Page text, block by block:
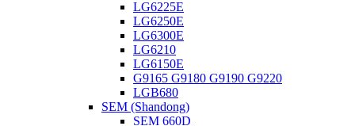
LG6225E
LG6250E
LG6300E
LG6210
LG6150E
G9165 G9180 G9190 G9220
LGB680
SEM (Shandong)
SEM 660D